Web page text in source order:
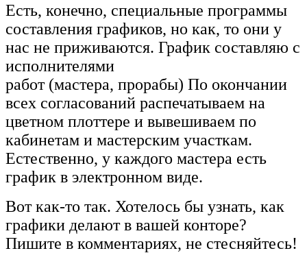
Есть, конечно, специальные программы
составления графиков, но как, то они у
нас не приживаются. График составляю с
исполнителями
работ (мастера, прорабы) По окончании
всех согласований распечатываем на
цветном плоттере и вывешиваем по
кабинетам и мастерским участкам.
Естественно, у каждого мастера есть
график в электронном виде.
Вот как-то так. Хотелось бы узнать, как
графики делают в вашей конторе?
Пишите в комментариях, не стесняйтесь!